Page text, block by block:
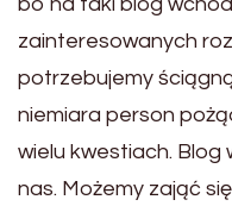
zainteresowanych
potrzebujemy
niemiara person
wielu kwestiach. Blog
nas. Możemy zająć